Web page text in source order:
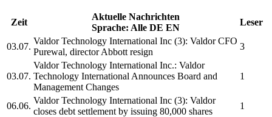
Zeit
Aktuelle Nachrichten
Sprache: Alle DE EN
Leser
03.07.
Valdor Technology International Inc (3): ValdorCFO
Purewal, director Abbott resign
3
03.07.
Valdor Technology International Inc.: Valdor
Technology International Announces Board and
Management Changes
1
06.06.
Valdor Technology International Inc (3): Valdor
closes debt settlement by issuing 80,000 shares
1